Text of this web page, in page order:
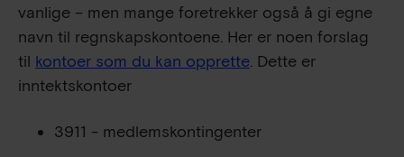
vanlige – men mange foretrekker også å gi egne
navn til regnskapskontoene. Her er noen forslag
til kontoer som du kan opprette. Dette er
inntektskontoer
3911 - medlemskontingenter